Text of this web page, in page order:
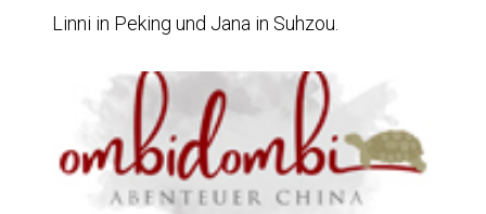
Linni in Peking und Jana in Suhzou.